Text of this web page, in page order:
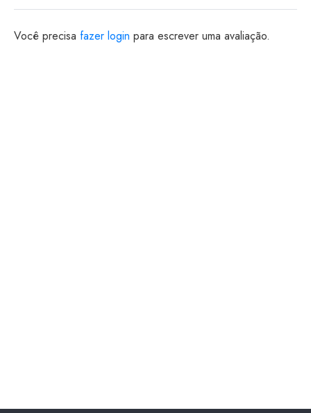
Você precisa fazer login para escrever uma avaliação.